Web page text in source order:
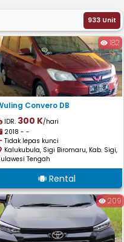
933 Unit
182
Convero DB
IDR. 300 K/hari
2018 - -
Tidak lepas kunci
Kalukubula, Sigi Biromaru, Kab. Sigi,
Tengah
Rental
209